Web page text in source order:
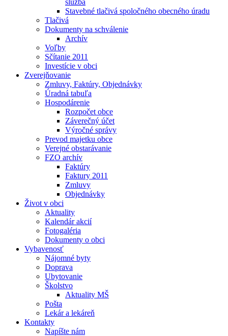
služba
Stavebné tlačivá spoločného obecného úradu
Tlačivá
Dokumenty na schválenie
Archív
Voľby
Sčítanie 2011
Investície v obci
Zverejňovanie
Zmluvy, Faktúry, Objednávky
Úradná tabuľa
Hospodárenie
Rozpočet obce
Záverečný účet
Výročné správy
Prevod majetku obce
Verejné obstarávanie
FZO archív
Faktúry
Faktury 2011
Zmluvy
Objednávky
Život v obci
Aktuality
Kalendár akcií
Fotogaléria
Dokumenty o obci
Vybavenosť
Nájomné byty
Doprava
Ubytovanie
Školstvo
Aktuality MŠ
Pošta
Lekár a lekáreň
Kontakty
Napíšte nám